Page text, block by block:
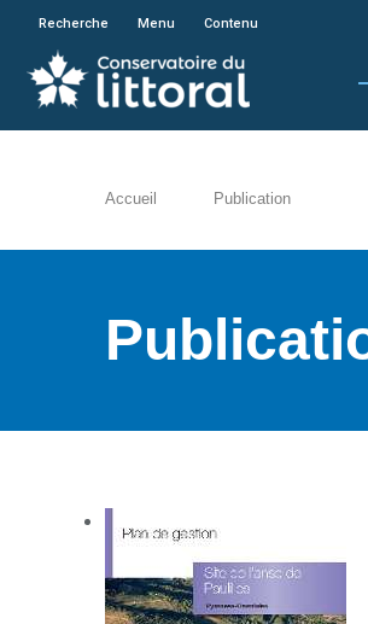
En poursuivant
Recherche Menu Contenu
Accueil Publication